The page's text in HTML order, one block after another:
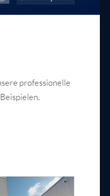
professionelle